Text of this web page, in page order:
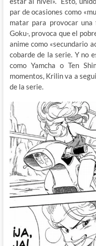
par de ocasiones como
matar para provocar una
Goku-, provoca que el
anime como «secundario
cobarde de la serie. Y no
como Yamcha o Ten
momentos, Krilin va a
de la serie.